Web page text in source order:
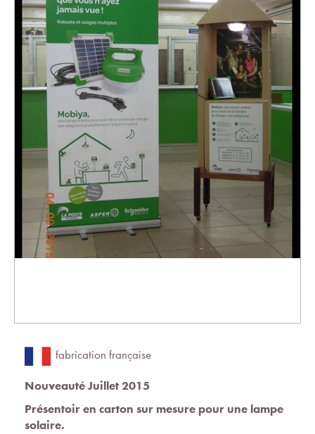
fabrication française
Nouveauté Juillet 2015
Présentoir en carton sur mesure pour une lampe
solaire.